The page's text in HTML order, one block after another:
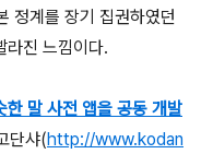
정계를 장기 집권하였던
라진 느낌이다.
말 사전 앱을 공동 개발
단샤(http://www.kodan